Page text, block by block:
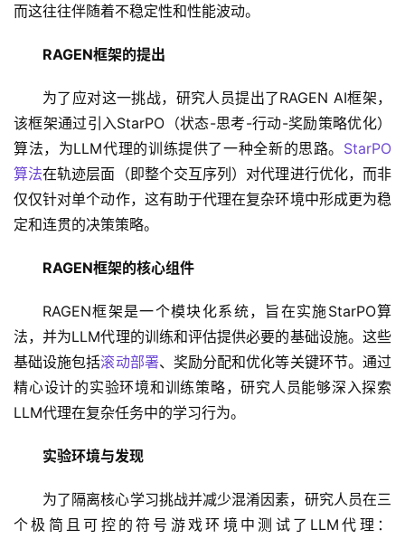
而这往往伴随着不稳定性和性能波动。
RAGEN框架的提出
为了应对这一挑战，研究人员提出了RAGEN AI框架，
该框架通过引入StarPO（状态-思考-行动-奖励策略优化）
算法，为LLM代理的训练提供了一种全新的思路。 StarPO
算法在轨迹层面（即整个交互序列）对代理进行优化，而非
仅仅针对单个动作，这有助于代理在复杂环境中形成更为稳
定和连贯的决策策略。
RAGEN框架的核心组件
RAGEN框架是一个模块化系统，旨在实施StarPO算
法，并为LLM代理的训练和评估提供必要的基础设施。这些
基础设施包括滚动部署、奖励分配和优化等关键环节。通过
精心设计的实验环境和训练策略，研究人员能够深入探索
LLM代理在复杂任务中的学习行为。
实验环境与发现
为了隔离核心学习挑战并减少混淆因素，研究人员在三
个极简且可控的符号游戏环境中测试了LLM代理：